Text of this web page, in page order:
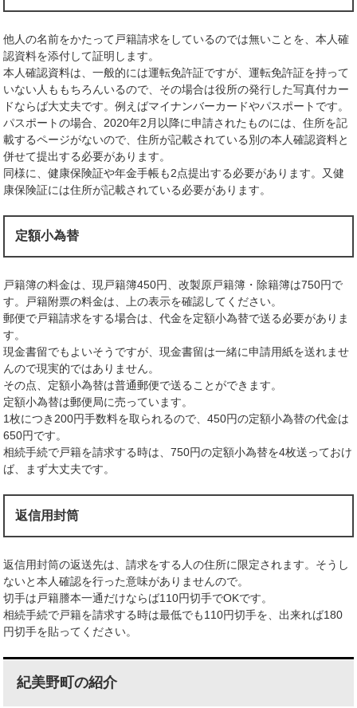
他人の名前をかたって戸籍請求をしているのでは無いことを、本人確
認資料を添付して証明します。
本人確認資料は、一般的には運転免許証ですが、運転免許証を持って
いない人ももちろんいるので、その場合は役所の発行した写真付カー
ドならば大丈夫です。例えばマイナンバーカードやパスポートです。
パスポートの場合、2020年2月以降に申請されたものには、住所を記
載するページがないので、住所が記載されている別の本人確認資料と
併せて提出する必要があります。
同様に、健康保険証や年金手帳も2点提出する必要があります。又健
康保険証には住所が記載されている必要があります。
定額小為替
戸籍簿の料金は、現戸籍簿450円、改製原戸籍簿・除籍簿は750円で
す。戸籍附票の料金は、上の表示を確認してください。
郵便で戸籍請求をする場合は、代金を定額小為替で送る必要がありま
す。
現金書留でもよいそうですが、現金書留は一緒に申請用紙を送れませ
んので現実的ではありません。
その点、定額小為替は普通郵便で送ることができます。
定額小為替は郵便局に売っています。
1枚につき200円手数料を取られるので、450円の定額小為替の代金は
650円です。
相続手続で戸籍を請求する時は、750円の定額小為替を4枚送っておけ
ば、まず大丈夫です。
返信用封筒
返信用封筒の返送先は、請求をする人の住所に限定されます。そうし
ないと本人確認を行った意味がありませんので。
切手は戸籍謄本一通だけならば110円切手でOKです。
相続手続で戸籍を請求する時は最低でも110円切手を、出来れば180
円切手を貼ってください。
紀美野町の紹介